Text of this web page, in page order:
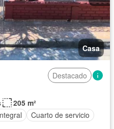
Casa
Destacado
205 m²
Cuarto de servicio